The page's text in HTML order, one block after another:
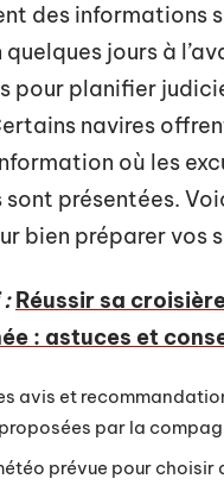
des informations
jours à
pour planifier
navires
où les
présentées.
bien préparer vos
Réussir sa
: astuces et
avis et
proposées par la
prévue pour choisir